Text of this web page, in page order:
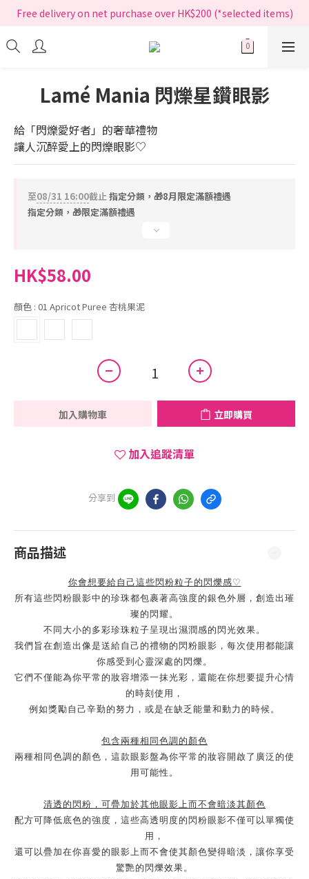
指定正價產品買滿$200享免運費
Free delivery on net purchase over HK$200 (*selected items)
指定正價產品買滿$200享免運費
Lamé Mania 閃爍星鑽眼影
給「閃爍愛好者」的奢華禮物
讓人沉醉愛上的閃爍眼影♡
至08/31 16:00截止指定分類，🎁8月限定滿額禮遇
指定分類，🎁限定滿額禮遇
HK$58.00
顏色 : 01 Apricot Puree 杏桃果泥
加入購物車 立即購買
加入追蹤清單
分享到
商品描述
你會想要給自己這些閃粉粒子的閃爍感♡
所有這些閃粉眼影中的珍珠都包裹著高強度的銀色外層，創造出璀
璨的閃耀。
不同大小的多彩珍珠粒子呈現出濕潤感的閃光效果。
我們旨在創造出像是送給自己的禮物的閃粉眼影，每次使用都能讓
你感受到心靈深處的閃爍。
它們不僅能為你平常的妝容增添一抹光彩，還能在你想要提升心情
的時刻使用，
例如獎勵自己辛勤的努力，或是在缺乏能量和動力的時候。
包含兩種相同色調的顏色
兩種相同色調的顏色，這款眼影盤為你平常的妝容開啟了廣泛的使
用可能性。
清透的閃粉，可疊加於其他眼影上而不會暗淡其顏色
配方可降低底色的強度，這些高透明度的閃粉眼影不僅可以單獨使
用，
還可以疊加在你喜愛的眼影上而不會使其顏色變得暗淡，讓你享受
驚艷的閃爍效果。